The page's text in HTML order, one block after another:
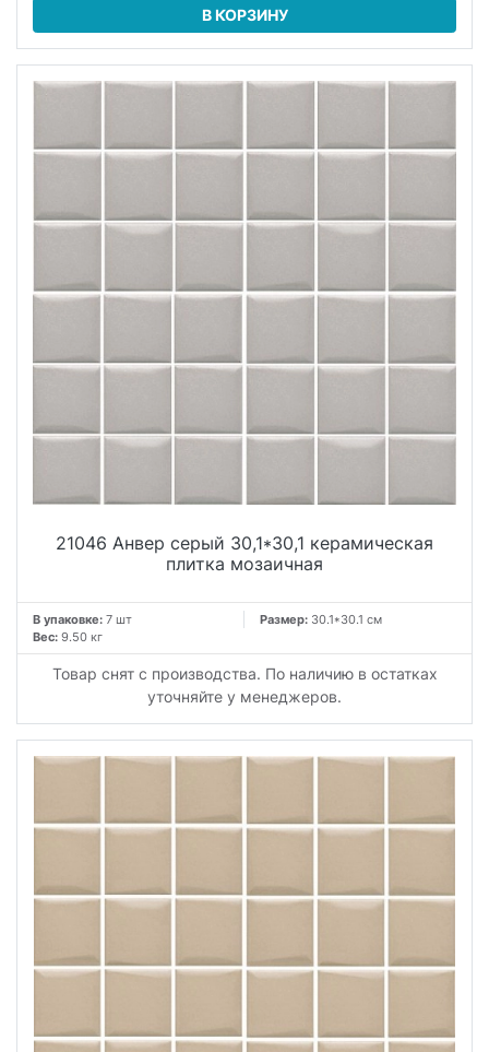
В КОРЗИНУ
21046 Анвер серый 30,1*30,1 керамическая
плитка мозаичная
В упаковке: 7 шт Размер: 30.1*30.1 см
Вес: 9.50 кг
Товар снят с производства. По наличию в остатках
уточняйте у менеджеров.